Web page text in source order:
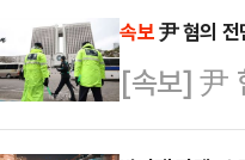
회의론 안
그 뒤를
대선을 돌
시간만 근
감소하지
에서 열린
속보尹 혐의
[속보] 尹